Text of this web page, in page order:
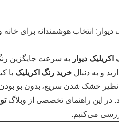
انتخاب هوشمندانه برای خانه
اکریلیک دیوار به سرعت جایگزین
و به دنبالخرید رنگ اکریلیک با
نظیر خشک شدن سریع، بدون بو
این راهنمای تخصصی از وبلاگ
می‌کنیم.